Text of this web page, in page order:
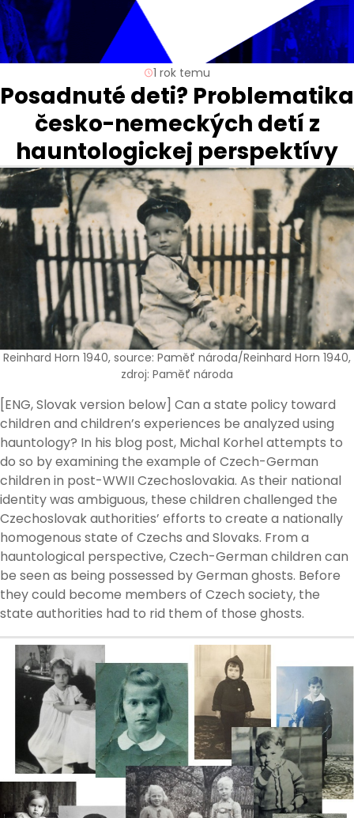
1 rok temu
Posadnuté deti? Problematika
česko-nemeckých detí z
hauntologickej perspektívy
Reinhard Horn 1940, source: Paměť národa/Reinhard Horn 1940,
zdroj: Paměť národa
[ENG, Slovak version below] Can a state policy toward
children and children’s experiences be analyzed using
hauntology? In his blog post, Michal Korhel attempts to
do so by examining the example of Czech-German
children in post-WWII Czechoslovakia. As their national
identity was ambiguous, these children challenged the
Czechoslovak authorities’ efforts to create a nationally
homogenous state of Czechs and Slovaks. From a
hauntological perspective, Czech-German children can
be seen as being possessed by German ghosts. Before
they could become members of Czech society, the
state authorities had to rid them of those ghosts.